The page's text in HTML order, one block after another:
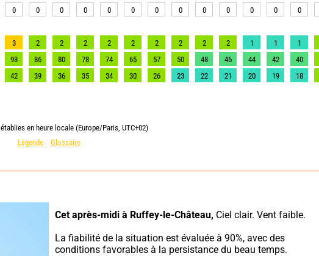
0 0 0 0 0 0 0 0 0 0 0 0 0
3 2 2 2 2 2 2 2 2 2 1 1 1
93 86 80 78 74 65 57 50 48 46 44 42 40
42 39 36 35 34 30 26 23 22 21 20 19 18
en heure locale (Europe/Paris, UTC+02)
Légende
Glossaire
Cet après-midi à Ruffey-le-Château, Ciel clair. Vent faible.
La fiabilité de la situation est évaluée à 90%, avec des
conditions favorables à la persistance du beau temps.